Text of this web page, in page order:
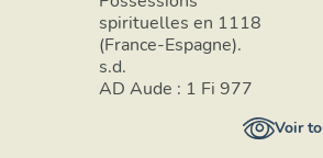
spirituelles en 1118
(France-Espagne).
s.d.
AD Aude : 1 Fi 977
Voir